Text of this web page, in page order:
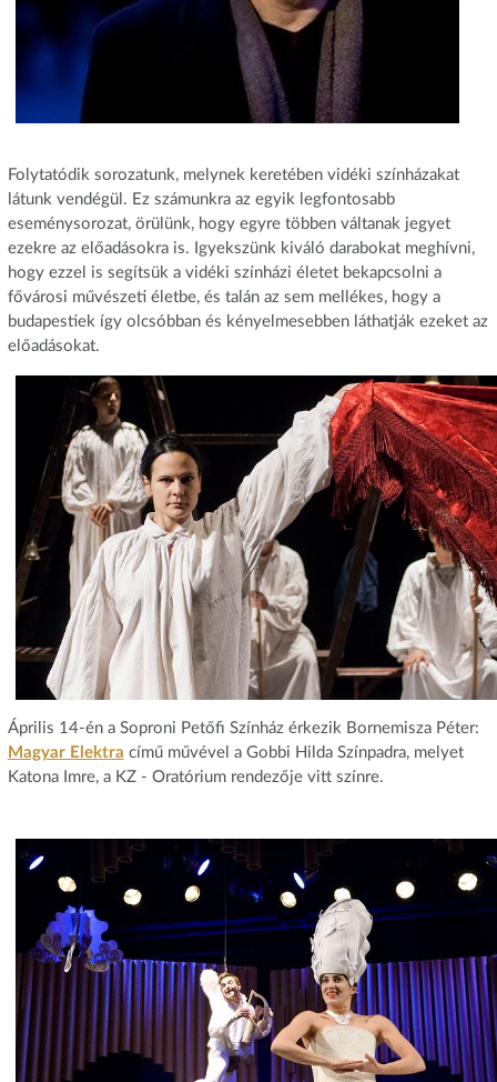
Folytatódik sorozatunk, melynek keretében vidéki színházakat
látunk vendégül. Ez számunkra az egyik legfontosabb
eseménysorozat, örülünk, hogy egyre többen váltanak jegyet
ezekre az előadásokra is. Igyekszünk kiváló darabokat meghívni,
hogy ezzel is segítsük a vidéki színházi életet bekapcsolni a
fővárosi művészeti életbe, és talán az sem mellékes, hogy a
budapestiek így olcsóbban és kényelmesebben láthatják ezeket az
előadásokat.
Április 14-én a Soproni Petőfi Színház érkezik Bornemisza Péter:
Magyar Elektra című művével a Gobbi Hilda Színpadra, melyet
Katona Imre, a KZ - Oratórium rendezője vitt színre.